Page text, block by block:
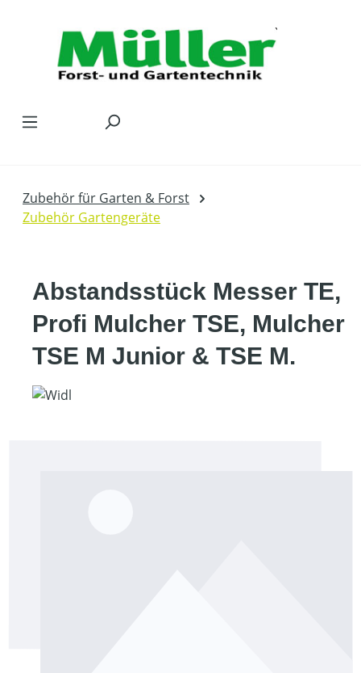
Zubehör für Garten & Forst
Zubehör Gartengeräte
Abstandsstück Messer TE,
Profi Mulcher TSE, Mulcher
TSE M Junior & TSE M.